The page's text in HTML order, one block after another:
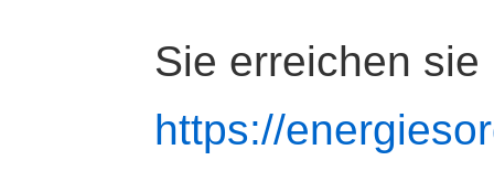
Sie erreichen sie
https://